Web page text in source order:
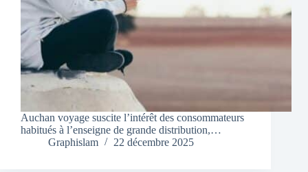
Auchan voyage suscite l’intérêt des consommateurs
habitués à l’enseigne de grande distribution,…
Graphislam
22 décembre 2025